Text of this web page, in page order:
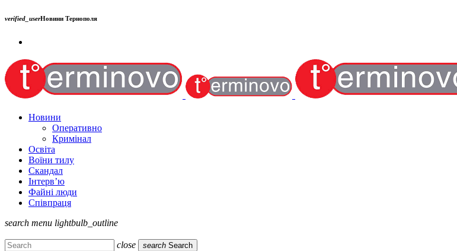
verified_userНовини Тернополя
Новини
Оперативно
Кримінал
Освіта
Воїни тилу
Скандал
Інтерв’ю
Файні люди
Співпраця
search menu lightbulb_outline
close search Search